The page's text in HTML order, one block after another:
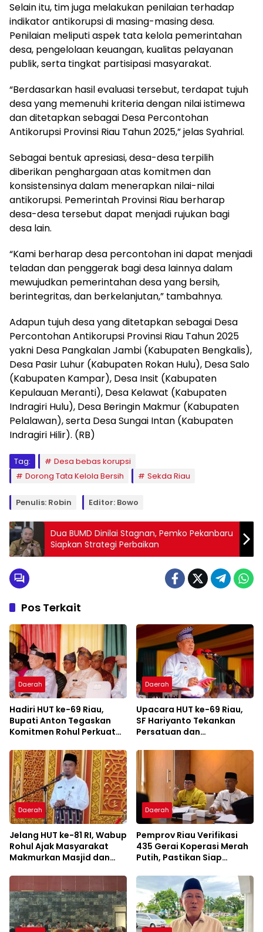
Selain itu, tim juga melakukan penilaian terhadap
indikator antikorupsi di masing-masing desa.
Penilaian meliputi aspek tata kelola pemerintahan
desa, pengelolaan keuangan, kualitas pelayanan
publik, serta tingkat partisipasi masyarakat.
“Berdasarkan hasil evaluasi tersebut, terdapat tujuh
desa yang memenuhi kriteria dengan nilai istimewa
dan ditetapkan sebagai Desa Percontohan
Antikorupsi Provinsi Riau Tahun 2025,” jelas Syahrial.
Sebagai bentuk apresiasi, desa-desa terpilih
diberikan penghargaan atas komitmen dan
konsistensinya dalam menerapkan nilai-nilai
antikorupsi. Pemerintah Provinsi Riau berharap
desa-desa tersebut dapat menjadi rujukan bagi
desa lain.
“Kami berharap desa percontohan ini dapat menjadi
teladan dan penggerak bagi desa lainnya dalam
mewujudkan pemerintahan desa yang bersih,
berintegritas, dan berkelanjutan,” tambahnya.
Adapun tujuh desa yang ditetapkan sebagai Desa
Percontohan Antikorupsi Provinsi Riau Tahun 2025
yakni Desa Pangkalan Jambi (Kabupaten Bengkalis),
Desa Pasir Luhur (Kabupaten Rokan Hulu), Desa Salo
(Kabupaten Kampar), Desa Insit (Kabupaten
Kepulauan Meranti), Desa Kelawat (Kabupaten
Indragiri Hulu), Desa Beringin Makmur (Kabupaten
Pelalawan), serta Desa Sungai Intan (Kabupaten
Indragiri Hilir). (RB)
Tag:
Desa bebas korupsi
Dorong Tata Kelola Bersih
Sekda Riau
Penulis: Robin Editor: Bowo
Dua BUMD Dinilai Stagnan, Pemko Pekanbaru
Siapkan Strategi Perbaikan
Pos Terkait
Daerah
Hadiri HUT ke-69 Riau,
Bupati Anton Tegaskan
Komitmen Rohul Perkuat
Daerah
Upacara HUT ke-69 Riau,
SF Hariyanto Tekankan
Persatuan dan
Kesejahteraan
Daerah
Jelang HUT ke-81 RI, Wabup
Rohul Ajak Masyarakat
Makmurkan Masjid dan
Daerah
Pemprov Riau Verifikasi
435 Gerai Koperasi Merah
Putih, Pastikan Siap